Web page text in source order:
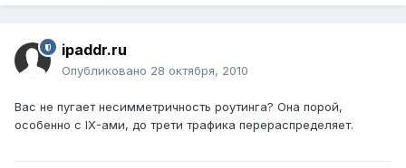
ipaddr.ru
Опубликовано 28 октября, 2010
Вас не пугает несимметричность роутинга? Она порой,
особенно с IX-ами, до трети трафика перераспределяет.